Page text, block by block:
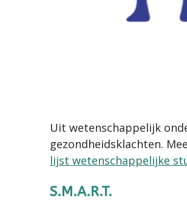
Uit wetenschappelijk
gezondheidsklachten.
lijst wetenschappelijke
S.M.A.R.T.